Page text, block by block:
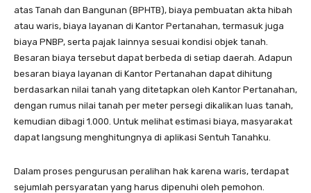
atas Tanah dan Bangunan (BPHTB), biaya pembuatan akta hibah
atau waris, biaya layanan di Kantor Pertanahan, termasuk juga
biaya PNBP, serta pajak lainnya sesuai kondisi objek tanah.
Besaran biaya tersebut dapat berbeda di setiap daerah. Adapun
besaran biaya layanan di Kantor Pertanahan dapat dihitung
berdasarkan nilai tanah yang ditetapkan oleh Kantor Pertanahan,
dengan rumus nilai tanah per meter persegi dikalikan luas tanah,
kemudian dibagi 1.000. Untuk melihat estimasi biaya, masyarakat
dapat langsung menghitungnya di aplikasi Sentuh Tanahku.
Dalam proses pengurusan peralihan hak karena waris, terdapat
sejumlah persyaratan yang harus dipenuhi oleh pemohon.